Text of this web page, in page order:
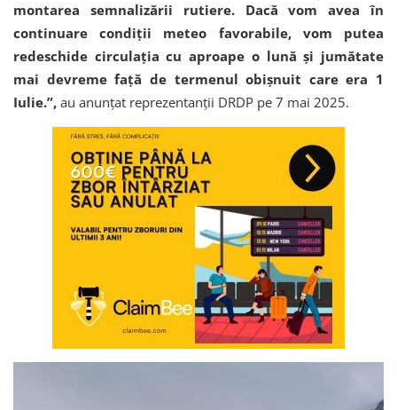
montarea semnalizării rutiere. Dacă vom avea în
continuare condiții meteo favorabile, vom putea
redeschide circulația cu aproape o lună și jumătate
mai devreme față de termenul obișnuit care era 1
Iulie.”, au anunțat reprezentanții DRDP pe 7 mai 2025.